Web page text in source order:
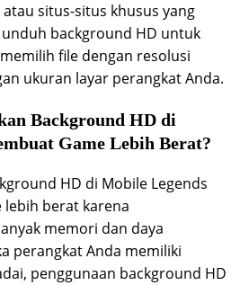
situs-situs khusus yang
background HD untuk
file dengan resolusi
ukuran layar perangkat Anda.
Background HD di
Game Lebih Berat?
HD di Mobile Legends
berat karena
memori dan daya
perangkat Anda memiliki
penggunaan background HD